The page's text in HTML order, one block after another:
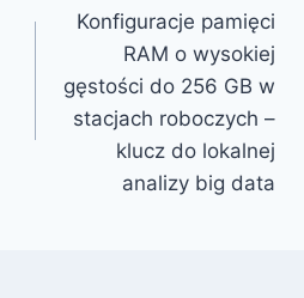
Konfiguracje pamięci
RAM o wysokiej
gęstości do 256 GB w
stacjach roboczych –
klucz do lokalnej
analizy big data